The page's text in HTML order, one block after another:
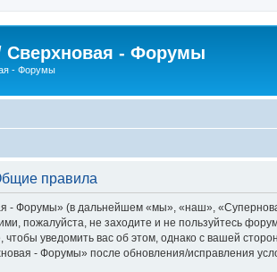
Сверхновая - Форумы
- Форумы
правила
- Форумы» (в дальнейшем «мы», «наш»,
пожалуйста, не заходите и не пользуйтесь
уведомить вас об этом, однако с вашей
- Форумы» после обновления/исправления